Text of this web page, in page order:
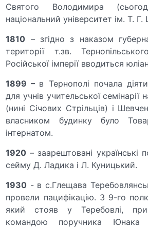
Святого Володимира
національний університет ім. Т.
1810 – згідно з наказом
території т.зв.
Російської імперії вводиться
1899 – в Тернополі почала
для учнів учительської семінарії
(нині Січових Стрільців) і
власником будинку було
інтернатом.
1920 – заарештовані українські
сейму Д. Ладика і Л. Куницький.
1930 - в с.Глещава
провели пацифікацію. З 9-го
який стояв у Теребовлі,
командою поручника Юнака